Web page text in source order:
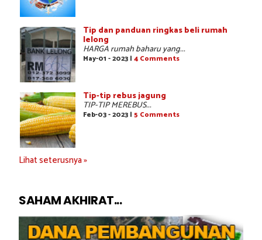
Tip dan panduan ringkas beli rumah
lelong
HARGA rumah baharu yang...
May-01 - 2023 | 4 Comments
Tip-tip rebus jagung
TIP-TIP MEREBUS...
Feb-03 - 2023 | 5 Comments
Lihat seterusnya »
SAHAM AKHIRAT...